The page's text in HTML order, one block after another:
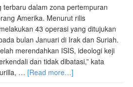
terbaru dalam zona pertempuran
Amerika. Menurut rilis
43 operasi yang ditujukan
bulan Januari di Irak dan Suriah.
merendahkan ISIS, ideologi keji
dan tidak dibatasi,” kata
… [Read more…]